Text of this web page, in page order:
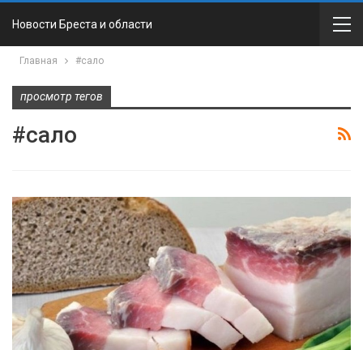
Новости Бреста и области
Главная #сало
просмотр тегов
#сало